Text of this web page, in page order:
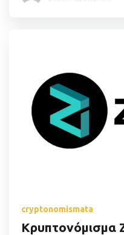
cryptonomismata
Κρυπτονόμισμα